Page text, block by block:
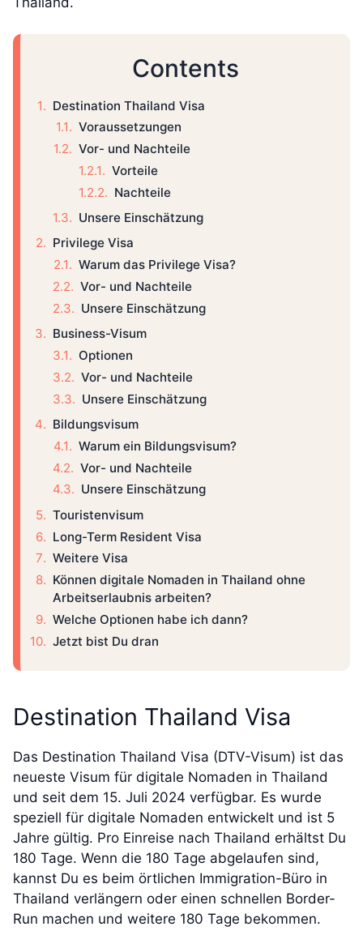
Contents
Destination Thailand Visa
Voraussetzungen
Vor- und Nachteile
Vorteile
Nachteile
Unsere Einschätzung
Privilege Visa
Warum das Privilege Visa?
Vor- und Nachteile
Unsere Einschätzung
Business-Visum
Optionen
Vor- und Nachteile
Unsere Einschätzung
Bildungsvisum
Warum ein Bildungsvisum?
Vor- und Nachteile
Unsere Einschätzung
Touristenvisum
Long-Term Resident Visa
Weitere Visa
Können digitale Nomaden in Thailand ohne
Arbeitserlaubnis arbeiten?
Welche Optionen habe ich dann?
Jetzt bist Du dran
Destination Thailand Visa
Das Destination Thailand Visa (DTV-Visum) ist das
neueste Visum für digitale Nomaden in Thailand
und seit dem 15. Juli 2024 verfügbar. Es wurde
speziell für digitale Nomaden entwickelt und ist 5
Jahre gültig. Pro Einreise nach Thailand erhältst Du
180 Tage. Wenn die 180 Tage abgelaufen sind,
kannst Du es beim örtlichen Immigration-Büro in
Thailand verlängern oder einen schnellen Border-
Run machen und weitere 180 Tage bekommen.